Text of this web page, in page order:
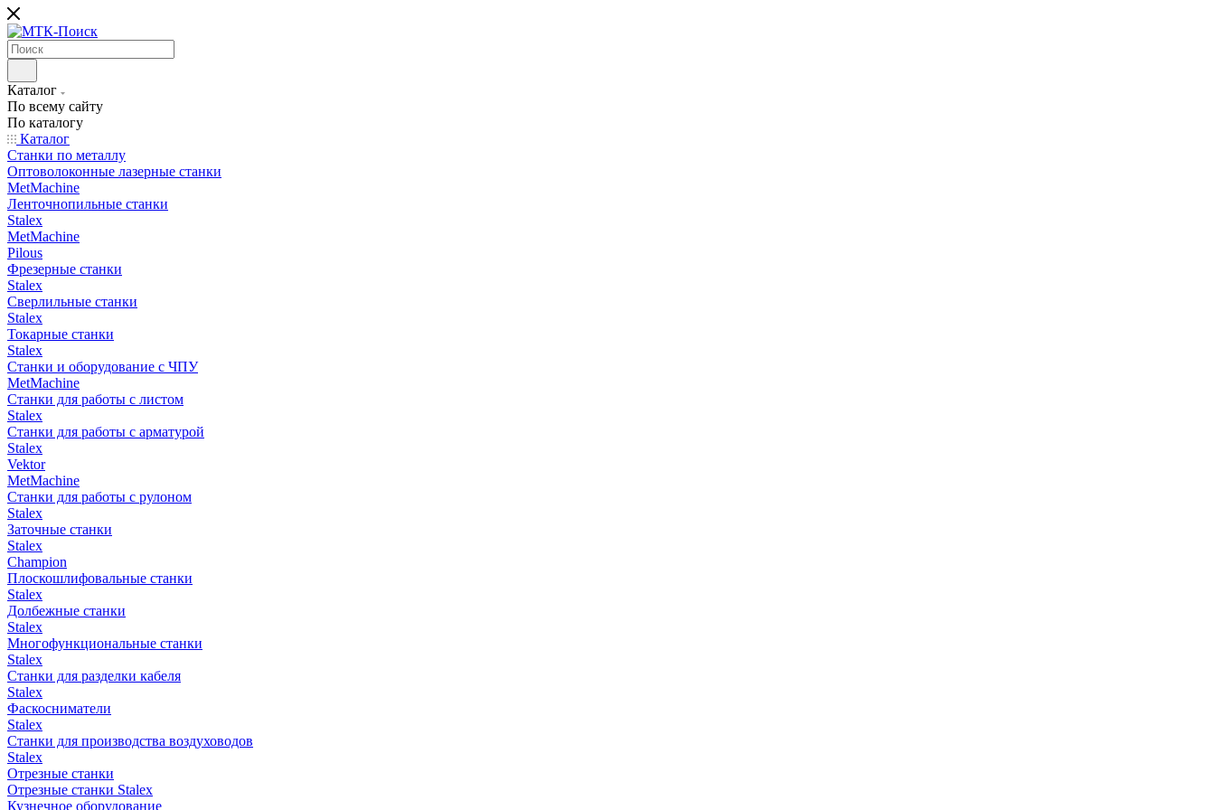
Каталог
По всему сайту
По каталогу
Каталог
Станки по металлу
Оптоволоконные лазерные станки
MetMachine
Ленточнопильные станки
Stalex
MetMachine
Pilous
Фрезерные станки
Stalex
Сверлильные станки
Stalex
Токарные станки
Stalex
Станки и оборудование с ЧПУ
MetMachine
Станки для работы с листом
Stalex
Станки для работы с арматурой
Stalex
Vektor
MetMachine
Станки для работы с рулоном
Stalex
Заточные станки
Stalex
Champion
Плоскошлифовальные станки
Stalex
Долбежные станки
Stalex
Многофункциональные станки
Stalex
Станки для разделки кабеля
Stalex
Фаскосниматели
Stalex
Станки для производства воздуховодов
Stalex
Отрезные станки
Отрезные станки Stalex
Кузнечное оборудование